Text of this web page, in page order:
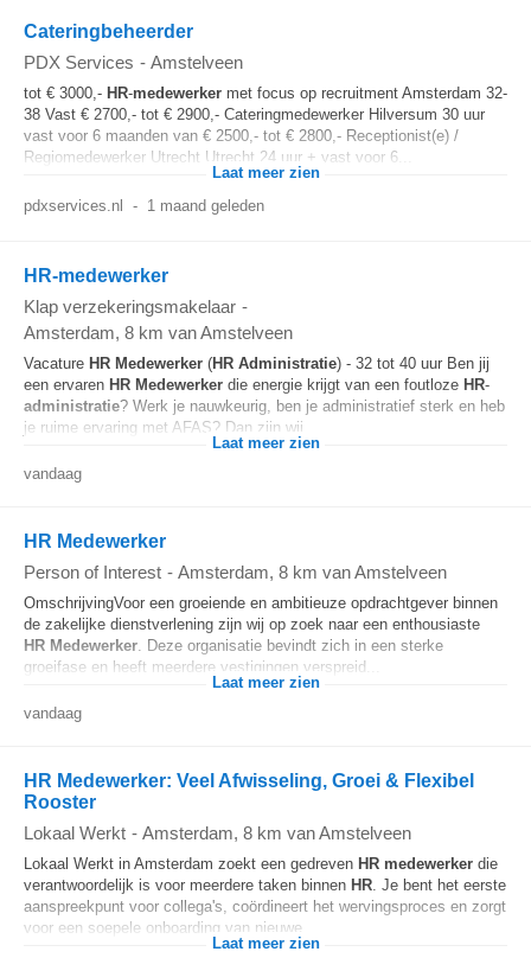
Cateringbeheerder
PDX Services - Amstelveen
tot € 3000,- HR-medewerker met focus op recruitment Amsterdam 32-
38 Vast € 2700,- tot € 2900,- Cateringmedewerker Hilversum 30 uur
vast voor 6 maanden van € 2500,- tot € 2800,- Receptionist(e) /
Regiomedewerker Utrecht Utrecht 24 uur + vast voor 6...
Laat meer zien
pdxservices.nl - 1 maand geleden
HR-medewerker
Klap verzekeringsmakelaar -
Amsterdam, 8 km van Amstelveen
Vacature HR Medewerker (HR Administratie) - 32 tot 40 uur Ben jij
een ervaren HR Medewerker die energie krijgt van een foutloze HR-
administratie? Werk je nauwkeurig, ben je administratief sterk en heb
je ruime ervaring met AFAS? Dan zijn wij...
Laat meer zien
vandaag
HR Medewerker
Person of Interest - Amsterdam, 8 km van Amstelveen
OmschrijvingVoor een groeiende en ambitieuze opdrachtgever binnen
de zakelijke dienstverlening zijn wij op zoek naar een enthousiaste
HR Medewerker. Deze organisatie bevindt zich in een sterke
groeifase en heeft meerdere vestigingen verspreid...
Laat meer zien
vandaag
HR Medewerker: Veel Afwisseling, Groei & Flexibel
Rooster
Lokaal Werkt - Amsterdam, 8 km van Amstelveen
Lokaal Werkt in Amsterdam zoekt een gedreven HR medewerker die
verantwoordelijk is voor meerdere taken binnen HR. Je bent het eerste
aanspreekpunt voor collega's, coördineert het wervingsproces en zorgt
voor een soepele onboarding van nieuwe...
Laat meer zien